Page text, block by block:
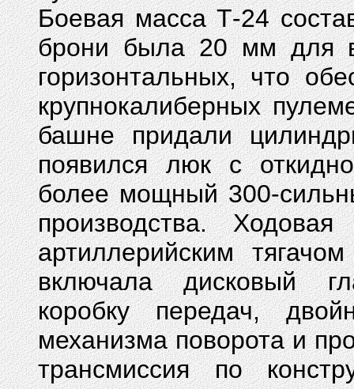
Боевая масса Т-24
брони была 20 мм для
горизонтальных, что
крупнокалиберных
башне придали
появился люк с
более мощный 300-
производства.
артиллерийским
включала дисковый
коробку передач,
механизма поворота и
трансмиссия по